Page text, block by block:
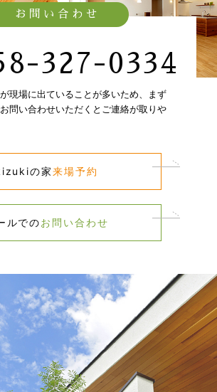
お問い合わせ
327-0334​
現場に出ていることが多いため、​ まず
問い合わせいただくとご連絡が取りや
の家​来場予約​
ルでの​お問い合わせ​